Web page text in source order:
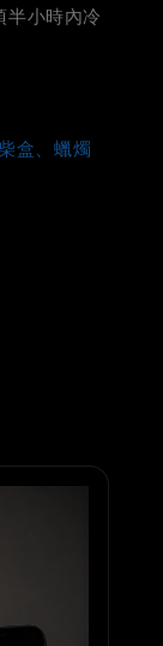
半小時內冷
盒、蠟燭